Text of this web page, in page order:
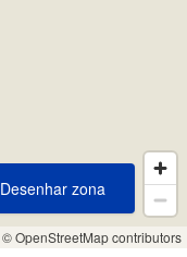
© OpenStreetMap contributors
Desenhar zona
Desenhar zona